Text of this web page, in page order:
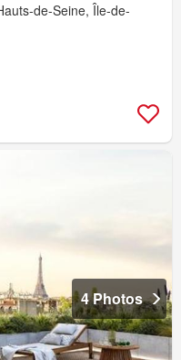
de-Seine, Île-de-
4 Photos